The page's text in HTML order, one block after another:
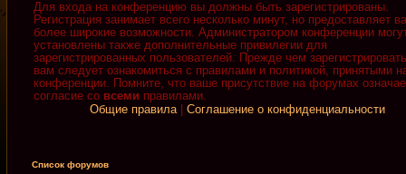
Для входа на конференцию вы должны быть зарегистрированы.
Регистрация занимает всего несколько минут, но предоставляет
более широкие возможности. Администратором конференции
установлены также дополнительные привилегии для
зарегистрированных пользователей. Прежде чем
вам следует ознакомиться с правилами и политикой, принятыми
конференции. Помните, что ваше присутствие на форумах
согласие со всеми правилами.
Общие правила| Соглашение о конфиденциальности
Список форумов